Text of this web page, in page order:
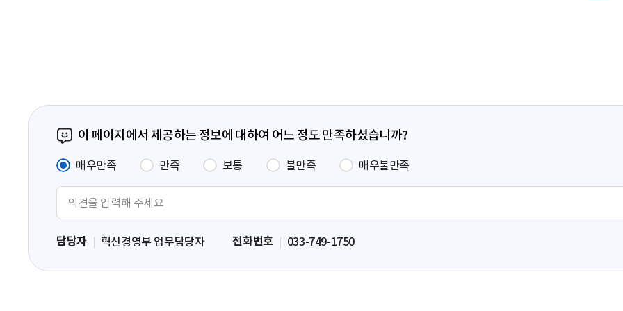
이 페이지에서 제공하는 정보에 대하여 어느 정도 만족하셨습니까?
매우만족 만족 보통 불만족 매우불만족
력
담당자 혁신경영부 업무담당자 전화번호 033-749-1750